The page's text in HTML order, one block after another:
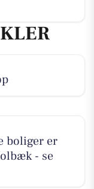
boliger er
- se